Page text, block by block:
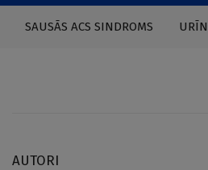
SAUSĀS ACS SINDROMS
AUTORI